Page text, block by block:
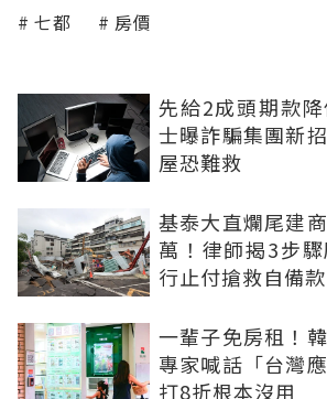
七都 房價
先給2成頭期款
士曝詐騙集團新
屋恐難救
基泰大直爛尾建
萬！律師揭3步
行止付搶救自備款
一輩子免房租！
專家喊話「台灣
打8折根本沒用